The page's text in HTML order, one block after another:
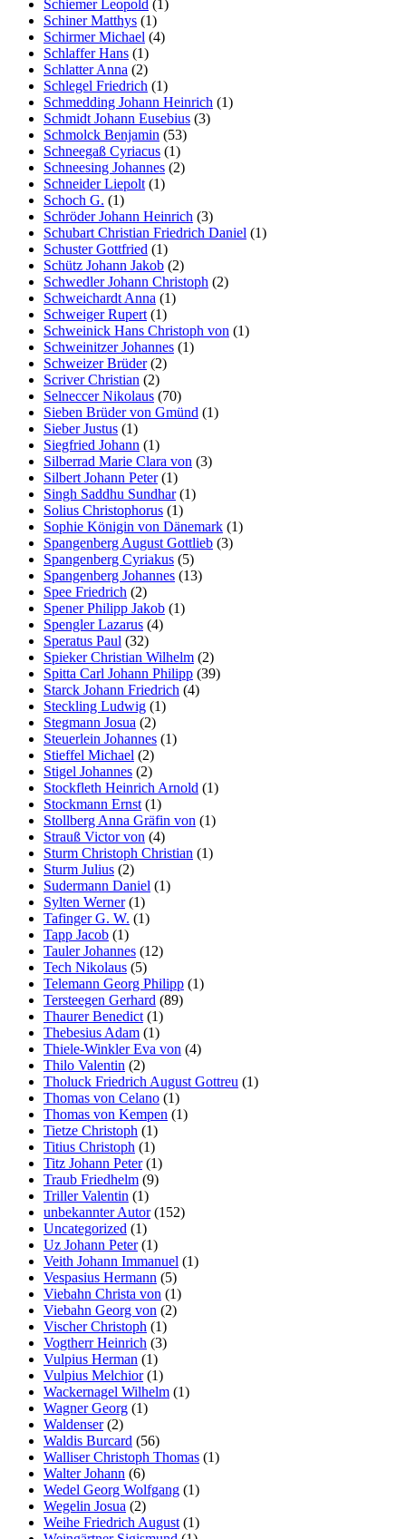
Schiemer Leopold (1)
Schiner Matthys (1)
Schirmer Michael (4)
Schlaffer Hans (1)
Schlatter Anna (2)
Schlegel Friedrich (1)
Schmedding Johann Heinrich (1)
Schmidt Johann Eusebius (3)
Schmolck Benjamin (53)
Schneegaß Cyriacus (1)
Schneesing Johannes (2)
Schneider Liepolt(1)
Schoch G. (1)
Schröder Johann Heinrich (3)
Schubart Christian Friedrich Daniel (1)
Schuster Gottfried (1)
Schütz Johann Jakob (2)
Schwedler Johann Christoph (2)
Schweichardt Anna (1)
Schweiger Rupert(1)
Schweinick Hans Christoph von (1)
Schweinitzer Johannes (1)
Schweizer Brüder(2)
Scriver Christian (2)
Selneccer Nikolaus (70)
Sieben Brüder von Gmünd (1)
Sieber Justus (1)
Siegfried Johann (1)
Silberrad Marie Clara von (3)
Silbert Johann Peter(1)
Singh Saddhu Sundhar(1)
Solius Christophorus (1)
Sophie Königin von Dänemark (1)
Spangenberg August Gottlieb (3)
Spangenberg Cyriakus (5)
Spangenberg Johannes (13)
Spee Friedrich (2)
Spener Philipp Jakob (1)
Spengler Lazarus (4)
Speratus Paul (32)
Spieker Christian Wilhelm (2)
Spitta Carl Johann Philipp (39)
Starck Johann Friedrich (4)
Steckling Ludwig (1)
Stegmann Josua (2)
Steuerlein Johannes (1)
Stieffel Michael (2)
Stigel Johannes (2)
Stockfleth Heinrich Arnold (1)
Stockmann Ernst(1)
Stollberg Anna Gräfin von (1)
Strauß Victor von (4)
Sturm Christoph Christian (1)
Sturm Julius (2)
Sudermann Daniel (1)
Sylten Werner(1)
Tafinger G. W. (1)
Tapp Jacob (1)
Tauler Johannes (12)
Tech Nikolaus (5)
Telemann Georg Philipp (1)
Tersteegen Gerhard (89)
Thaurer Benedict(1)
Thebesius Adam (1)
Thiele-Winkler Eva von (4)
Thilo Valentin (2)
Tholuck Friedrich August Gottreu (1)
Thomas von Celano (1)
Thomas von Kempen (1)
Tietze Christoph (1)
Titius Christoph (1)
Titz Johann Peter(1)
Traub Friedhelm (9)
Triller Valentin (1)
unbekannter Autor(152)
Uncategorized (1)
Uz Johann Peter(1)
Veith Johann Immanuel (1)
Vespasius Hermann (5)
Viebahn Christa von (1)
Viebahn Georg von (2)
Vischer Christoph (1)
Vogtherr Heinrich (3)
Vulpius Herman (1)
Vulpius Melchior(1)
Wackernagel Wilhelm (1)
Wagner Georg (1)
Waldenser(2)
Waldis Burcard (56)
Walliser Christoph Thomas (1)
Walter Johann (6)
Wedel Georg Wolfgang (1)
Wegelin Josua (2)
Weihe Friedrich August(1)